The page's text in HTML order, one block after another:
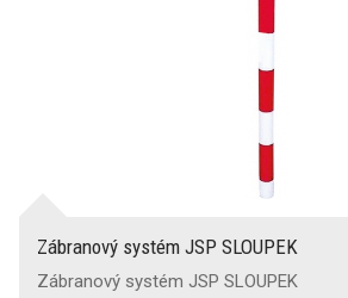
Zábranový systém JSP SLOUPEK
Zábranový systém JSP SLOUPEK